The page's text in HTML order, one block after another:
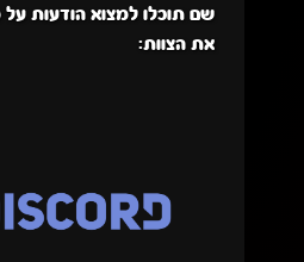
שם תוכלו למצוא הודעות על
את הצוות: